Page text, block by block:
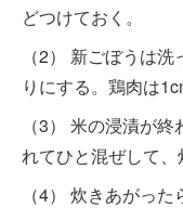
どつけておく。
（2） 新ごぼうは
りにする。鶏肉は
（3） 米の浸漬が
れてひと混ぜして、
（4） 炊きあがっ